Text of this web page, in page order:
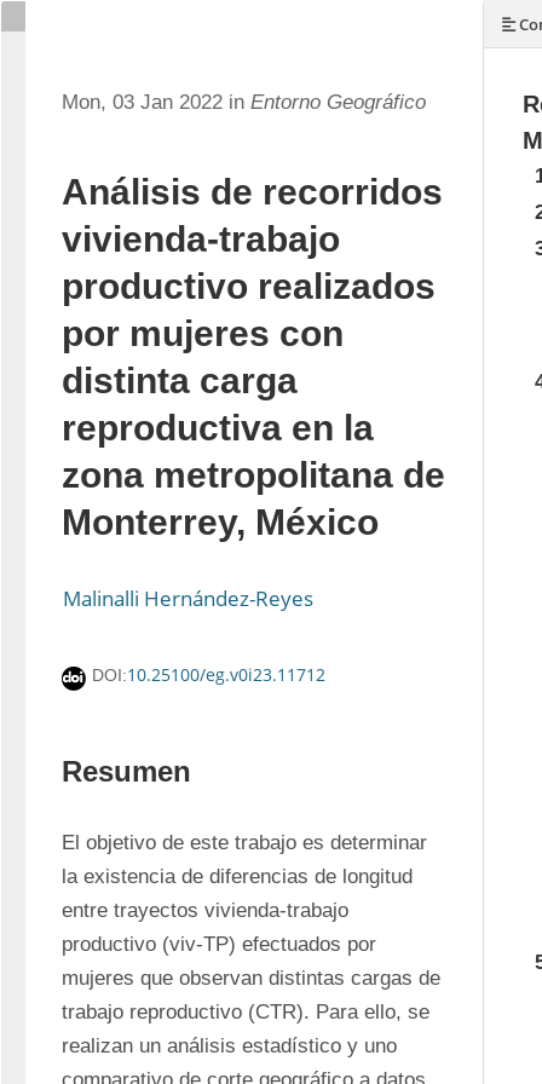
Mon, 03 Jan 2022 in Entorno Geográfico
Análisis de recorridos
vivienda-trabajo
productivo realizados
por mujeres con
distinta carga
reproductiva en la
zona metropolitana de
Monterrey, México
Malinalli Hernández-Reyes
DOI:10.25100/eg.v0i23.11712
Resumen
El objetivo de este trabajo es determinar
la existencia de diferencias de longitud
entre trayectos vivienda-trabajo
productivo (viv-TP) efectuados por
mujeres que observan distintas cargas de
trabajo reproductivo (CTR). Para ello, se
realizan un análisis estadístico y uno